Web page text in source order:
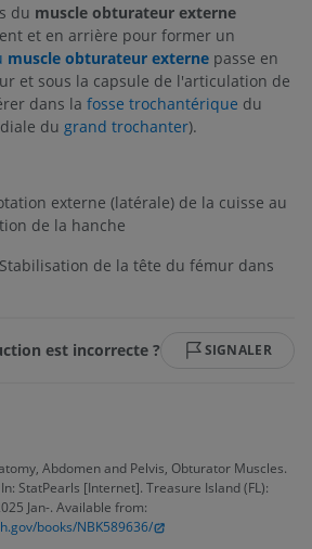
du muscle obturateur externe
et en arrière pour former un
muscle obturateur externe passe en
et sous la capsule de l'articulation de
dans la fosse trochantérique du
du grand trochanter).
externe (latérale) de la cuisse au
de la hanche
de la tête du fémur dans
est incorrecte ? SIGNALER
Abdomen and Pelvis, Obturator Muscles.
StatPearls [Internet]. Treasure Island (FL):
Jan-. Available from:
books/NBK589636/